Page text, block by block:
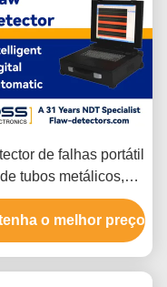
de falhas portátil
de tubos metálicos,
fios, tubos, hastes
fios de cobre fios
alumínio teste FET-
o melhor preço